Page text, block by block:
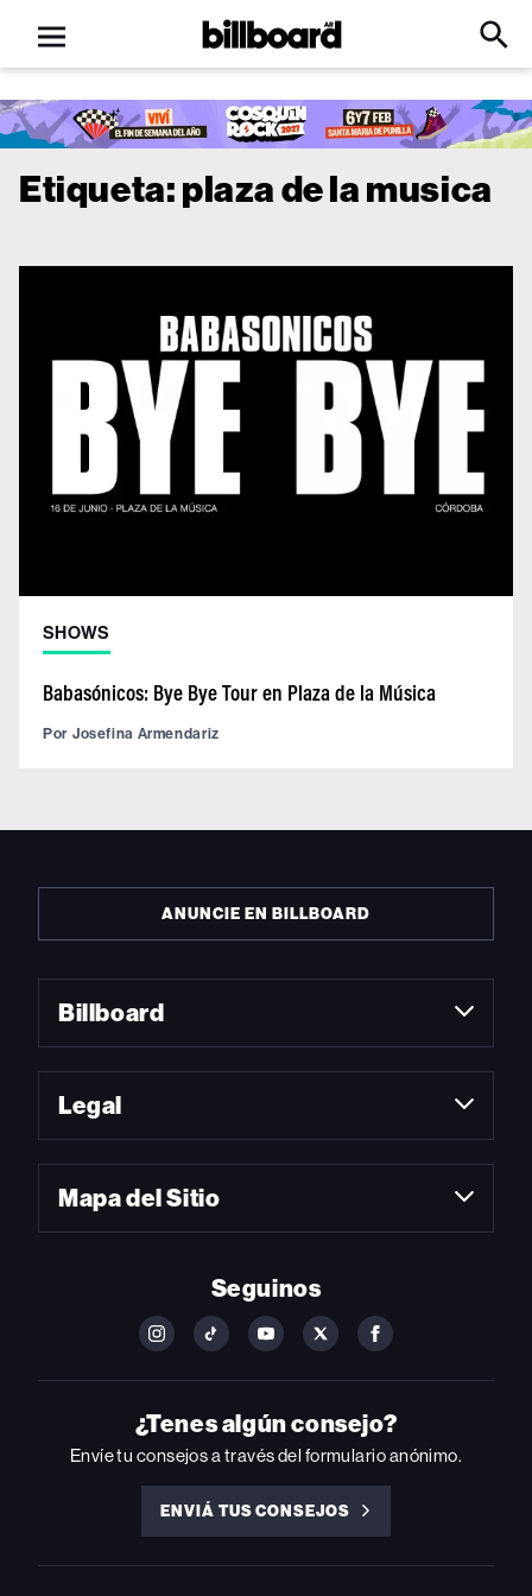
Open
menu
Billboard
Click
Input
Etiqueta:plaza de la musica
SHOWS
Babasónicos: Bye Bye Tour en Plaza de la Música
Por Josefina Armendariz
ANUNCIE EN BILLBOARD
Billboard
Legal
Mapa del Sitio
Seguinos
FOLLOW
ON
INSTAGRAM
FOLLOW
ON
YOUTUBE
FOLLOW
ON
YOUTUBE
FOLLOW
ON
FOLLOW
ON
FACEBOOK
¿Tenes algún consejo?
Envíe tu consejos a través del formulario anónimo.
ENVIÁ TUS CONSEJOS
ENVIÁ
CONSEJOS